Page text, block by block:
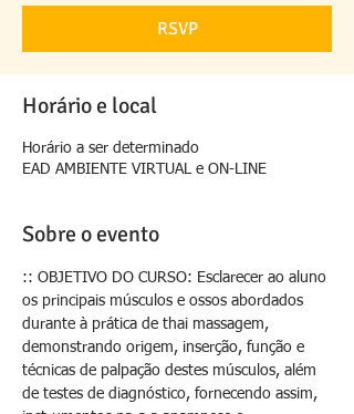
RSVP
Horário e local
Horário a ser determinado
EAD AMBIENTE VIRTUAL e ON-LINE
Sobre o evento
:: OBJETIVO DO CURSO: Esclarecer ao aluno
os principais músculos e ossos abordados
durante à prática de thai massagem,
demonstrando origem, inserção, função e
técnicas de palpação destes músculos, além
de testes de diagnóstico, fornecendo assim,